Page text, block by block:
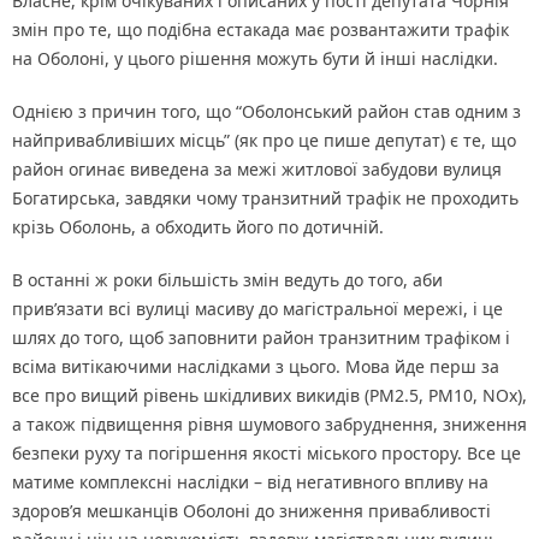
змін про те, що подібна естакада має розвантажити трафік
на Оболоні, у цього рішення можуть бути й інші наслідки.
Однією з причин того, що “Оболонський район став одним з
найпривабливіших місць” (як про це пише депутат) є те, що
район огинає виведена за межі житлової забудови вулиця
Богатирська, завдяки чому транзитний трафік не проходить
крізь Оболонь, а обходить його по дотичній.
В останні ж роки більшість змін ведуть до того, аби
прив’язати всі вулиці масиву до магістральної мережі, і це
шлях до того, щоб заповнити район транзитним трафіком і
всіма витікаючими наслідками з цього. Мова йде перш за
все про вищий рівень шкідливих викидів (PM2.5, PM10, NOx),
а також підвищення рівня шумового забруднення, зниження
безпеки руху та погіршення якості міського простору. Все це
матиме комплексні наслідки – від негативного впливу на
здоров’я мешканців Оболоні до зниження привабливості